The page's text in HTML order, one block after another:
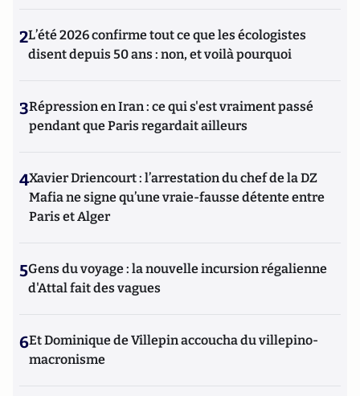
2L’été 2026 confirme tout ce que les écologistes
disent depuis 50 ans : non, et voilà pourquoi
3Répression en Iran : ce qui s'est vraiment passé
pendant que Paris regardait ailleurs
4Xavier Driencourt : l’arrestation du chef de la DZ
Mafia ne signe qu’une vraie-fausse détente entre
Paris et Alger
5Gens du voyage : la nouvelle incursion régalienne
d'Attal fait des vagues
6Et Dominique de Villepin accoucha du villepino-
macronisme